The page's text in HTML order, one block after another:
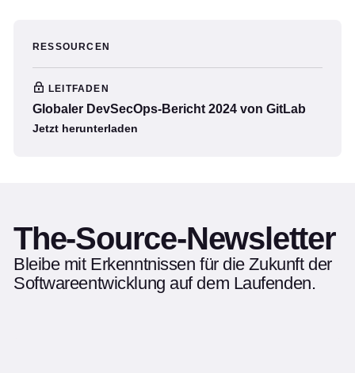
RESSOURCEN
LEITFADEN
Globaler DevSecOps-Bericht 2024 von GitLab
Jetzt herunterladen
The-Source-Newsletter
Bleibe mit Erkenntnissen für die Zukunft der
Softwareentwicklung auf dem Laufenden.